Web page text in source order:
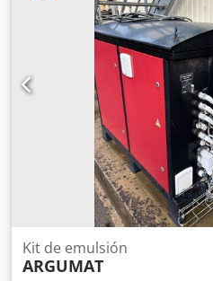
Kit de emulsión
ARGUMAT